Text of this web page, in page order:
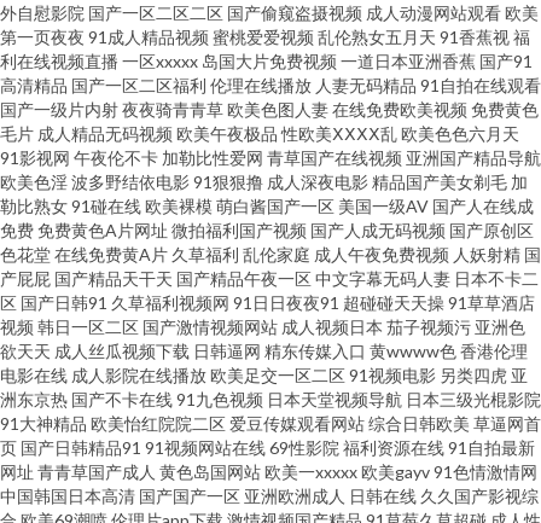
在线 人人肏人人 午夜福利三区 AV黄色天堂网 99精品在这里 国产精品日韩精
品 午夜首页日韩 91狼友网操操 日韩av无码aa 超碰操人妻 久久国产精品在线
成人福利第一导航 大香蕉大香蕉9草 欧美另类人妖77 亚洲黄色免费电影 97日
韩在线 国产性爱一区 欧美激情8p 日本熟妇色视频 亚洲另类调教 91操操 97色
色影视 岛国成人福利影院 精品人妻久久观看 肏屄二区 不卡无码日韩 久草精
品国产 激情欧美97 蜜桃91视频 日本韩国A片 午夜香蕉av影院 91伦理 AAA国
产999 超碰青娱乐奇米 国产精品天天干 精品久久不卡 欧美性爱亚洲色图 久久
日ab 欧美日韩ww 亚洲艹视频 91网站久久 日本韩国颜射 91女同 wwww污 狠
狠插资源网 玖玖资源中文字幕 日本生活片 午夜神马福利51 91模特磁力 成人
外自慰影院 国产一区二区二区 国产偷窥盗摄视频 成人动漫网站观看欧美
第一页夜夜 91成人精品视频 蜜桃爱爱视频 乱伦熟女五月天 91香蕉视福
利在线视频直播 一区xxxxx 岛国大片免费视频 一道日本亚洲香蕉 国产91
高清精品 国产一区二区福利 伦理在线播放 人妻无码精品 91自拍在线观看
国产一级片内射夜夜骑青青草欧美色图人妻在线免费欧美视频 免费黄色
毛片 成人精品无码视频 欧美午夜极品 性欧美ⅩⅩⅩⅩ乱欧美色色六月天
91影视网 午夜伦不卡 加勒比性爱网 青草国产在线视频 亚洲国产精品导航
欧美色淫波多野结依电影91狠狠撸 成人深夜电影精品国产美女剃毛 加
勒比熟女91碰在线欧美裸模萌白酱国产一区 美国一级AV 国产人在线成
免费免费黄色A片网址 微拍福利国产视频 国产人成无码视频 国产原创区
色花堂在线免费黄A片 久草福利 乱伦家庭 成人午夜免费视频 人妖射精 国
产屁屁 国产精品天干天 国产精品午夜一区中文字幕无码人妻 日本不卡二
区 国产日韩91 久草福利视频网 91日日夜夜91 超碰碰天天操91草草酒店
视频 韩日一区二区 国产激情视频网站 成人视频日本 茄子视频污 亚洲色
欲天天 成人丝瓜视频下载 日韩逼网 精东传媒入口 黄wwww色香港伦理
电影在线 成人影院在线播放欧美足交一区二区91视频电影 另类四虎 亚
洲东京热 国产不卡在线91九色视频 日本天堂视频导航 日本三级光棍影院
91大神精品 欧美怡红院院二区 爱豆传媒观看网站综合日韩欧美 草逼网首
页 国产日韩精品91 91视频网站在线69性影院 福利资源在线91自拍最新
网址 青青草国产成人 黄色岛国网站欧美一xxxxx欧美gayv91色情激情网
中国韩国日本高清 国产国产一区 亚洲欧洲成人 日韩在线 久久国产影视综